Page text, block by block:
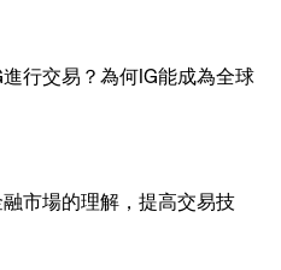
行交易？為何IG能成為全球
市場的理解，提高交易技